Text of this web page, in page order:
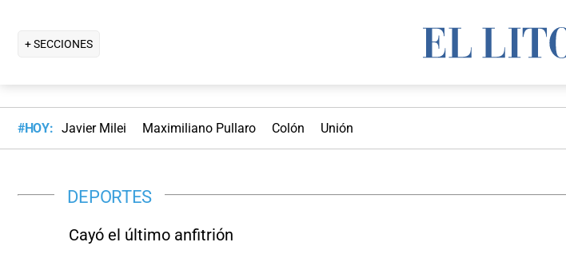
+ SECCIONES
#HOY: Javier Milei Maximiliano Pullaro Colón Unión
DEPORTES
Cayó el último anfitrión